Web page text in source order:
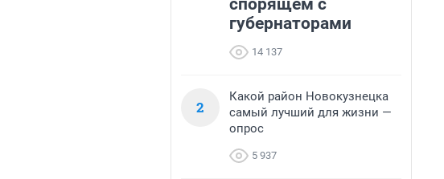
спорящем с
губернаторами
14 137
2
Какой район Новокузнецка
самый лучший для жизни —
опрос
5 937